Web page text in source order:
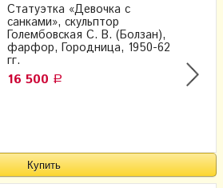
Статуэтка «Девочка с
санками», скульптор
Голембовская С. В. (Болзан),
фарфор, Городница, 1950-62
гг.
16 500 Р